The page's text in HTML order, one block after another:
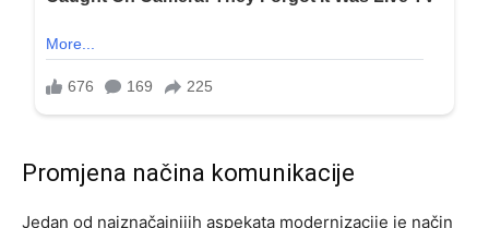
Promjena načina komunikacije
Jedan od najznačajnijih aspekata modernizacije je način